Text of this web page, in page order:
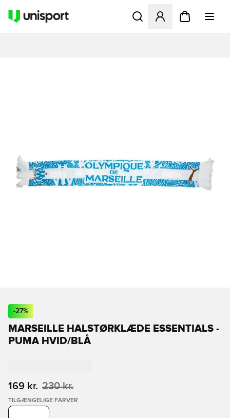
Åbner en Modal til at
-27%
MARSEILLE HALSTØRKLÆDE ESSENTIALS -
PUMA HVID/BLÅ
169 kr. 230 kr.
TILGÆNGELIGE FARVER